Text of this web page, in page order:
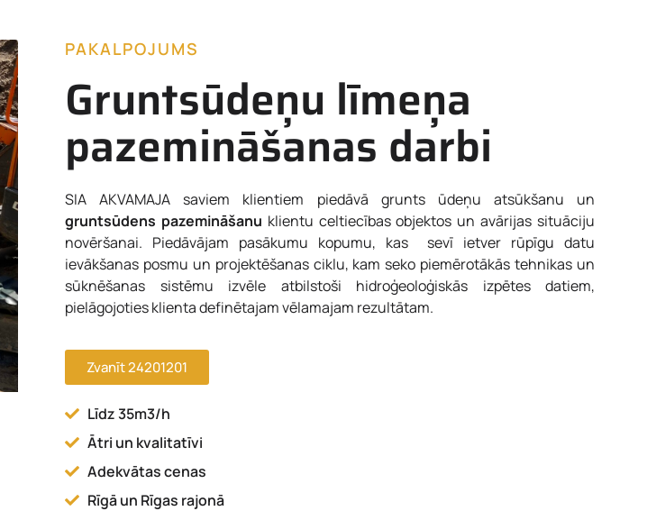
PAKALPOJUMS
Gruntsūdeņu līmeņa
pazemināšanas darbi
SIA AKVAMAJA saviem klientiem piedāvā grunts ūdeņu atsūkšanu un
gruntsūdens pazemināšanu klientu celtiecības objektos un avārijas situāciju
novēršanai. Piedāvājam pasākumu kopumu, kas sevī ietver rūpīgu datu
ievākšanas posmu un projektēšanas ciklu, kam seko piemērotākās tehnikas un
sūknēšanas sistēmu izvēle atbilstoši hidroģeoloģiskās izpētes datiem,
pielāgojoties klienta definētajam vēlamajam rezultātam.
Zvanīt 24201201
Līdz 35m3/h
Ātri un kvalitatīvi
Adekvātas cenas
Rīgā un Rīgas rajonā